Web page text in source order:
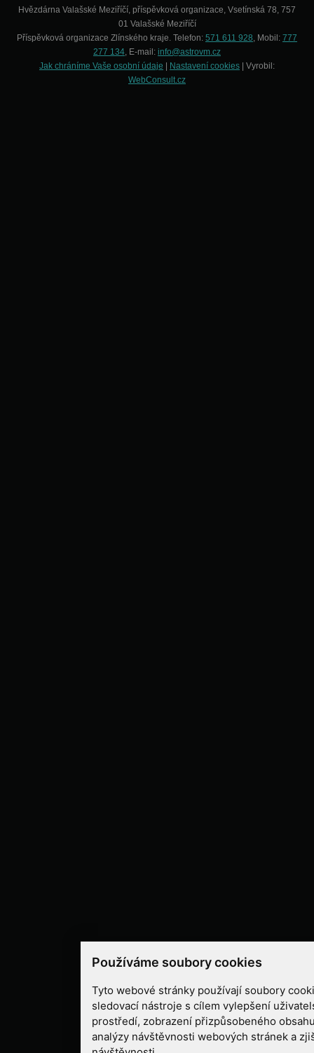
Používáme soubory cookies
Tyto webové stránky používají soubory
sledovací nástroje s cílem vylepšení
prostředí, zobrazení přizpůsobeného
analýzy návštěvnosti webových stránek a
Hvězdárna Valašské Meziříčí, příspěvková organizace, Vsetínská 78, 757
01 Valašské Meziříčí
Příspěvková organizace Zlínského kraje. Telefon: 571 611 928, Mobil: 777
277 134, E-mail: info@astrovm.cz
Jak chráníme Vaše osobní údaje
Nastavení cookies | Vyrobil:
WebConsult.cz